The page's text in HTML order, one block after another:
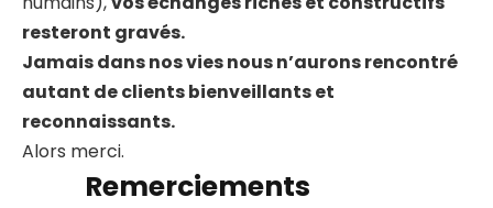
resteront gravés.
Jamais dans nos vies nous n’aurons rencontré
autant de clients bienveillants et
reconnaissants.
Alors merci.
Remerciements